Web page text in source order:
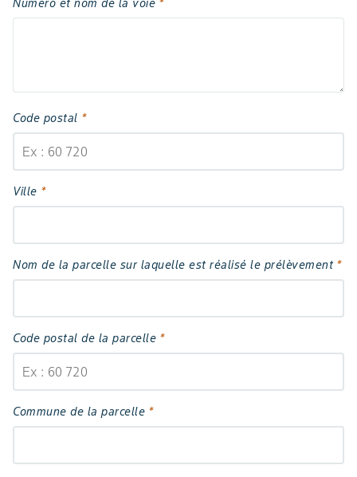
Numéro et nom de la voie *
Code postal *
Ville *
Nom de la parcelle sur laquelle est réalisé le prélèvement *
Code postal de la parcelle *
Commune de la parcelle *